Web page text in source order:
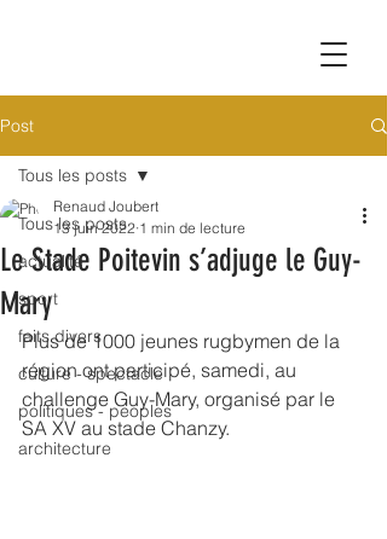
Post
Tous les posts
actualité
sport
faits divers
culture - spectacle
politiques - peoples
architecture
Tous les posts
Le Stade Poitevin s’adjuge le Guy-
Mary
Renaud Joubert
13 juin 2022 1 min de lecture
Plus de 1000 jeunes rugbymen de la
région ont participé, samedi, au
challenge Guy-Mary, organisé par le
SA XV au stade Chanzy.